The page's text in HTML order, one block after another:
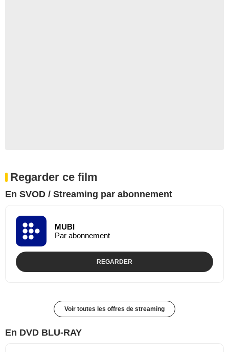
Regarder ce film
En SVOD / Streaming par abonnement
MUBI
Par abonnement
REGARDER
Voir toutes les offres de streaming
En DVD BLU-RAY